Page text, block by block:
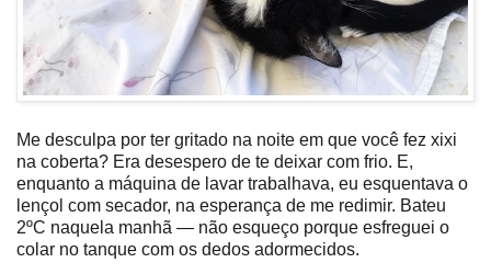
Me desculpa por ter gritado na noite em que você fez xixi
na coberta? Era desespero de te deixar com frio. E,
enquanto a máquina de lavar trabalhava, eu esquentava o
lençol com secador, na esperança de me redimir. Bateu
2ºC naquela manhã — não esqueço porque esfreguei o
colar no tanque com os dedos adormecidos.